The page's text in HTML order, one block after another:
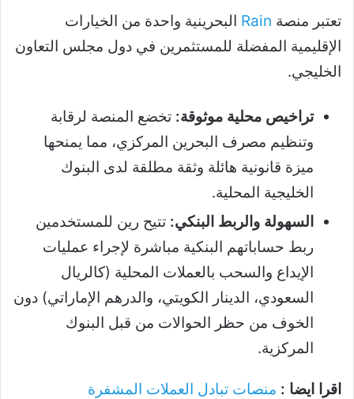
تعتبر منصة Rain البحرينية واحدة من الخيارات
الإقليمية المفضلة للمستثمرين في دول مجلس التعاون
الخليجي.
تراخيص محلية موثوقة: تخضع المنصة لرقابة
وتنظيم مصرف البحرين المركزي، مما يمنحها
ميزة قانونية هائلة وثقة مطلقة لدى البنوك
الخليجية المحلية.
السهولة والربط البنكي: تتيح رين للمستخدمين
ربط حساباتهم البنكية مباشرة لإجراء عمليات
الإيداع والسحب بالعملات المحلية (كالريال
السعودي، الدينار الكويتي، والدرهم الإماراتي) دون
الخوف من حظر الحوالات من قبل البنوك
المركزية.
اقرا ايضا : منصات تبادل العملات المشفرة